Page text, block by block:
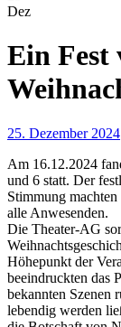
Dez
Ein Fest
25. Dezember 2024
Am 16.12.2024
und 6 statt. Der
Stimmung
alle Anwesenden.
Die Theater-AG
Höhepunkt der
beeindruckten das
bekannten Szenen
lebendig werden